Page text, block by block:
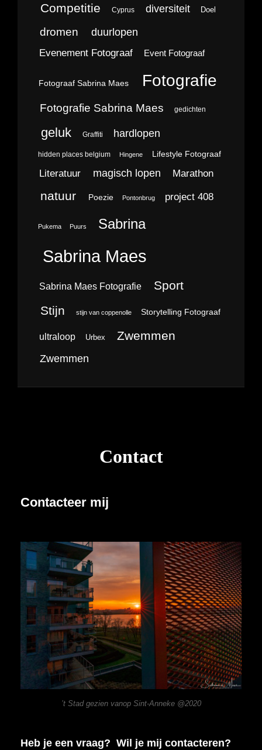
Competitie Cyprus diversiteit Doel
dromen duurlopen
Evenement Fotograaf Event Fotograaf
Fotograaf Sabrina Maes Fotografie
Fotografie Sabrina Maes gedichten
geluk Graffiti hardlopen
hidden places belgium Hingene Lifestyle Fotograaf
Literatuur magisch lopen Marathon
natuur Poezie Pontonbrug project 408
Pukema Puurs Sabrina
Sabrina Maes
Sabrina Maes Fotografie Sport
Stijn stijn van coppenolle Storytelling Fotograaf
ultraloop Urbex Zwemmen
Zwemmen
Contact
Contacteer mij
’t Stad gezien vanop Sint-Anneke @2020
Heb je een vraag? Wil je mij contacteren?